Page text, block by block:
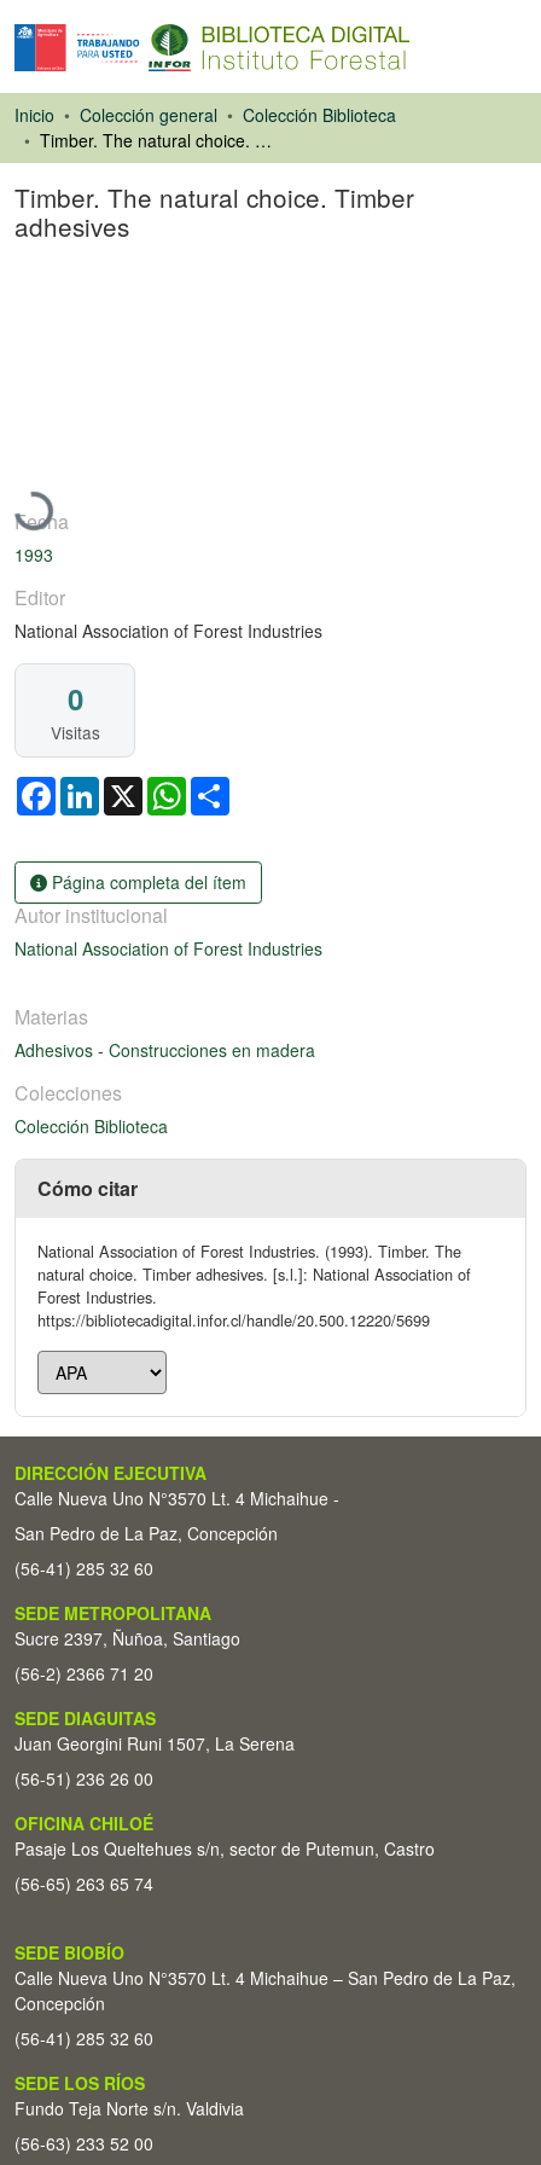
Inicio Colección general
Colección Biblioteca
Timber. The natural choice. Timber adhesives
Timber. The natural choice. Timber
adhesives
Cargando...
Fecha
1993
Editor
National Association of Forest Industries
0
Visitas
FacebookLinkedIn
X WhatsApp
Página completa del ítem
Autor institucional
National Association of Forest Industries
Materias
Adhesivos - Construcciones en madera
Colecciones
Colección Biblioteca
Cómo citar
National Association of Forest Industries. (1993). Timber. The
natural choice. Timber adhesives. [s.l.]: National Association of
Forest Industries.
https://bibliotecadigital.infor.cl/handle/20.500.12220/5699
DIRECCIÓN EJECUTIVA
Calle Nueva Uno N°3570 Lt. 4 Michaihue -
San Pedro de La Paz, Concepción
(56-41) 285 32 60
SEDE METROPOLITANA
Sucre 2397, Ñuñoa, Santiago
(56-2) 2366 71 20
SEDE DIAGUITAS
Juan Georgini Runi 1507, La Serena
(56-51) 236 26 00
OFICINA CHILOÉ
Pasaje Los Queltehues s/n, sector de Putemun, Castro
(56-65) 263 65 74
SEDE BIOBÍO
Calle Nueva Uno N°3570 Lt. 4 Michaihue – San Pedro de La Paz,
Concepción
(56-41) 285 32 60
SEDE LOS RÍOS
Fundo Teja Norte s/n. Valdivia
(56-63) 233 52 00